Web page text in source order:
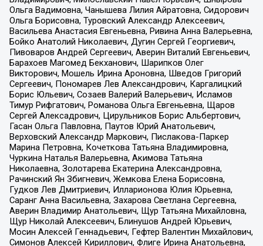
Ольга Вадимовна, Чанышева Лилия Айратовна, Сидорович
Ольга Борисовна, Туровский Александр Алексеевич,
Васильева Анастасия Евгеньевна, Ривина Анна Валерьевна,
Бойко Анатолий Николаевич, Дугин Сергей Георгиевич,
Пивоваров Андрей Сергеевич, Аверин Виталий Евгеньевич,
Барахоев Магомед Бекханович, Шарипков Олег
Викторович, Мошель Ирина Ароновна, Шведов Григорий
Сергеевич, Пономарев Лев Александрович, Каргалицкий
Борис Юльевич, Созаев Валерий Валерьевич, Исламов
Тимур Рифгатович, Романова Ольга Евгеньевна, Щаров
Сергей Алексадрович, Цирульников Борис Альбертович,
Гасан Ольга Павловна, Паутов Юрий Анатольевич,
Верховский Александр Маркович, Пислакова-Паркер
Марина Петровна, Кочеткова Татьяна Владимировна,
Чуркина Наталья Валерьевна, Акимова Татьяна
Николаевна, Золотарева Екатерина Александровна,
Рачинский Ян Збигневич, Жемкова Елена Борисовна,
Гудков Лев Дмитриевич, Илларионова Юлия Юрьевна,
Саранг Анна Васильевна, Захарова Светлана Сергеевна,
Аверин Владимир Анатольевич, Щур Татьяна Михайловна,
Щур Николай Алексеевич, Блинушов Андрей Юрьевич,
Мосин Алексей Геннадьевич, Гефтер Валентин Михайлович,
Симонов Алексей Кириллович, Флиге Ирина Анатольевна,